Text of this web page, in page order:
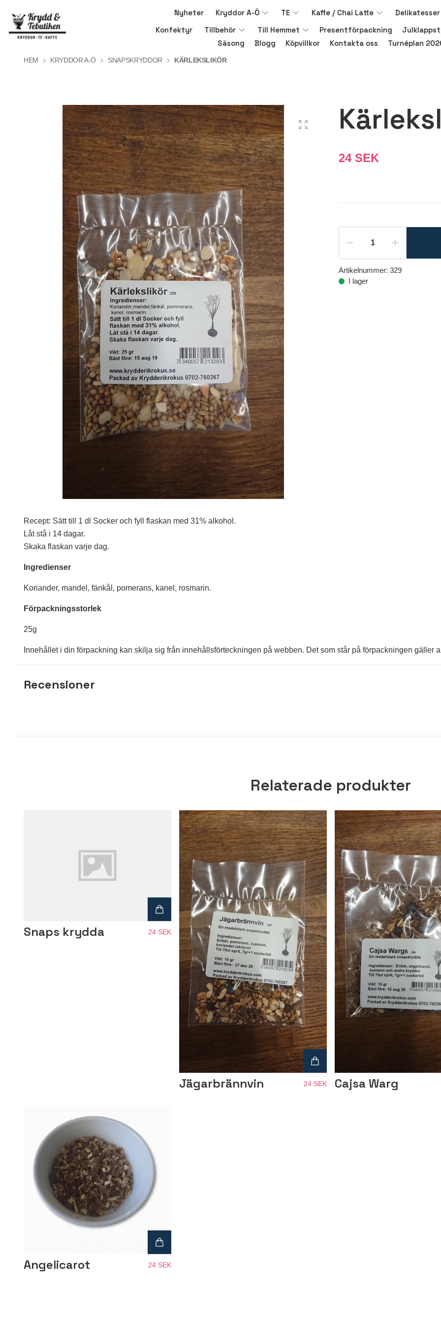
Nyheter Kryddor A-Ö TE Kaffe / Chai Latte Delikatesser
Konfektyr
Tillbehör Till Hemmet Presentförpackning
Säsong
Blogg Köpvillkor Kontakta oss Turnéplan
HEM KRYDDOR A-Ö SNAPSKRYDDOR KÄRLEKSLIKÖR
24 SEK
Artikelnummer: 329
I lager
Recept: Sätt till 1 dl Socker och fyll flaskan med 31% alkohol.
Låt stå i 14 dagar.
Skaka flaskan varje dag.
Ingredienser
Koriander, mandel, fänkål, pomerans, kanel, rosmarin.
Förpackningsstorlek
25g
Innehållet i din förpackning kan skilja sig från innehållsförteckningen på webben. Det som står på förpackningen gäller
Recensioner
Relaterade produkter
Snaps krydda 24 SEK
Jägarbrännvin 24 SEK Cajsa Warg
Angelicarot 24 SEK